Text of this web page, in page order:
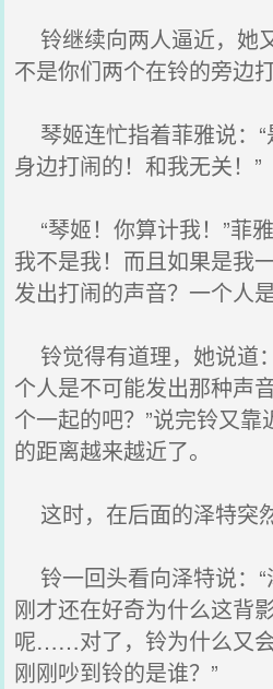
铃继续向两人逼近，她
不是你们两个在铃的旁边
琴姬连忙指着菲雅说：
身边打闹的！和我无关！”
“琴姬！你算计我！”菲
我不是我！而且如果是我
发出打闹的声音？一个人
铃觉得有道理，她说道
个人是不可能发出那种
个一起的吧？”说完铃又
的距离越来越近了。
这时，在后面的泽特突
铃一回头看向泽特说：
刚才还在好奇为什么这背
呢……对了，铃为什么又
刚刚吵到铃的是谁？”